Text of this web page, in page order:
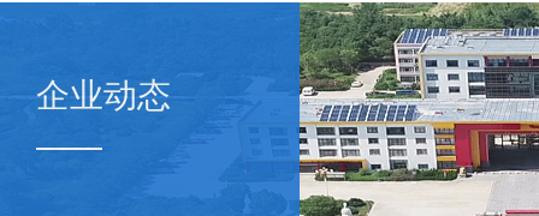
企业动态